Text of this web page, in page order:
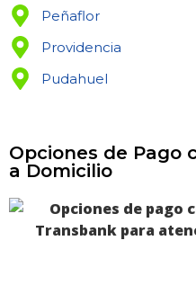
Peñaflor
Providencia
Pudahuel
Opciones de Pago
a Domicilio